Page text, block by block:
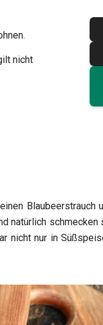
nicht
Favoriten
Blaubeerstrauch
natürlich schmecken
nicht nur in